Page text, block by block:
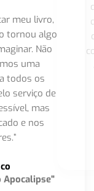
meu livro,
tornou algo
Não
uma
todos os
serviço de
mas
e nos
Apocalipse"